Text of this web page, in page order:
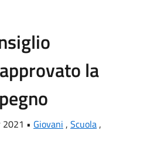
la
2021 • Giovani , Scuola,